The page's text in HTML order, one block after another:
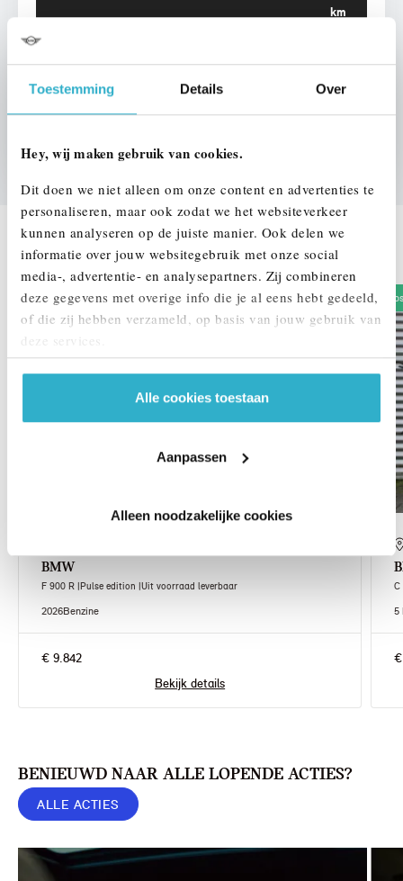
Toestemming Details Over
Hey, wij maken gebruik van cookies.
Dit doen we niet alleen om onze content en advertenties te
personaliseren, maar ook zodat we het websiteverkeer
kunnen analyseren op de juiste manier. Ook delen we
informatie over jouw websitegebruik met onze social
media-, advertentie- en analysepartners. Zij combineren
deze gegevens met overige info die je al eens hebt gedeeld,
of die zij hebben verzameld, op basis van jouw gebruik van
deze services.
Alle cookies toestaan
Aanpassen
Alleen noodzakelijke cookies
VOORSTEL AANVRAGEN
We verrekenen de waarde van uw auto
DEZE ZIJN VERGELIJKBAAR
BMW
F 900 R |Pulse edition |Uit voorraad leverbaar
2026Benzine
€ 9.842
Bekijk details
C
5
BENIEUWD NAAR ALLE LOPENDE ACTIES?
ALLE ACTIES